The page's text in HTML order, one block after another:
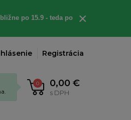
po 15.9 - teda po
×
Registrácia
0 0,00 €
s DPH